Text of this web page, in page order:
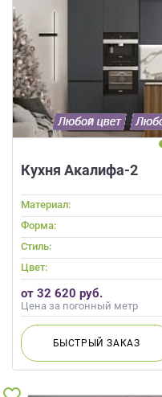
Кухня Акалифа-2
Материал:
Форма:
Стиль:
Цвет:
от 32 620 руб.
Цена за погонный метр
БЫСТРЫЙЗАКАЗ